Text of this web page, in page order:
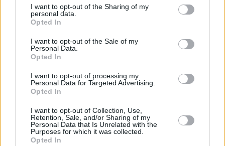
not limited to your visit or usage behaviour. You may click to
grant or deny consent to Google and its third-party tags to
use your data for below specified purposes in below Google
consent section.
I want to opt-out of the Sharing of my
personal data.
Opted In
I want to opt-out of the Sale of my
Personal Data.
Opted In
I want to opt-out of processing my
Personal Data for Targeted Advertising.
Opted In
I want to opt-out of Collection, Use,
Retention, Sale, and/or Sharing of my
Personal Data that Is Unrelated with the
Purposes for which it was collected.
Opted In
VIDEÓK, MÉDIATÁR
Lenyűgöző mini ház boho stílusban, terasszal,
galériákkal
Ausztrália) "Banjo" elnevezésű mini...